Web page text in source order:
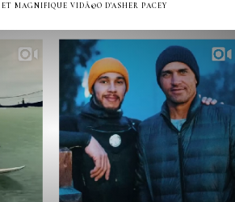
MAGNIFIQUE VIDÃ©O D'ASHER PACEY